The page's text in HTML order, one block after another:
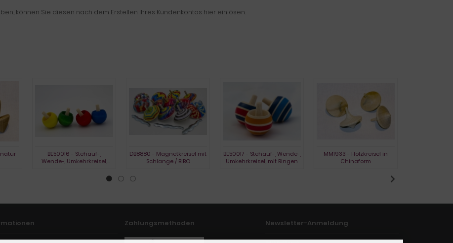
können Sie diesen nach dem Erstellen Ihres Kundenkontos hier einlösen.
natur
BE50016 - Stehauf-,
Wende-, Umkehrkreisel,
DB8880 - Magnetkreisel mit
Schlange / BIBO
BE50017 - Stehauf-, Wende-,
Umkehrkreisel, mit Ringen
MM1933 - Holzkreisel in
Chinaform
Zahlungsmethoden Newsletter-Anmeldung